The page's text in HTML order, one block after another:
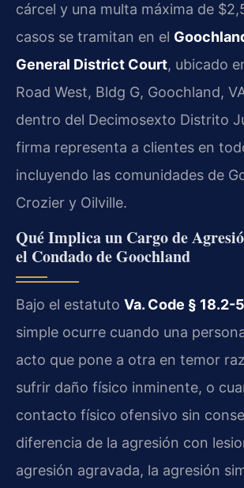
cárcel y una multa máxima de
casos se tramitan en el
General District Court, ubicado
Road West, Bldg G, Goochland,
dentro del Decimosexto Distrito
firma representa a clientes en
incluyendo las comunidades de
Crozier y Oilville.
Qué Implica un Cargo de
el Condado de Goochland
Bajo el estatuto Va. Code § 18.2-
simple ocurre cuando una
acto que pone a otra en temor
sufrir daño físico inminente, o
contacto físico ofensivo sin
diferencia de la agresión con
agresión agravada, la agresión